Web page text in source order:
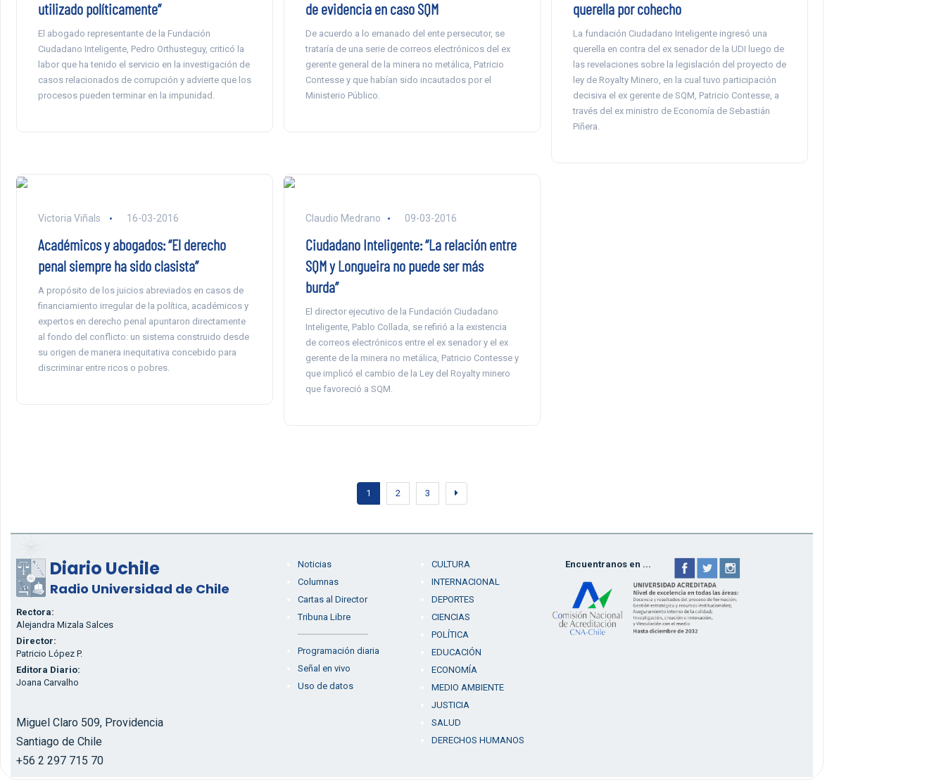
utilizado políticamente”
El abogado representante de la Fundación
Ciudadano Inteligente, Pedro Orthusteguy, criticó la
labor que ha tenido el servicio en la investigación de
casos relacionados de corrupción y advierte que los
procesos pueden terminar en la impunidad.
de evidencia en caso SQM
De acuerdo a lo emanado del ente persecutor, se
trataría de una serie de correos electrónicos del ex
gerente general de la minera no metálica, Patricio
Contesse y que habían sido incautados por el
Ministerio Público.
querella por cohecho
La fundación Ciudadano Inteligente ingresó una
querella en contra del ex senador de la UDI luego de
las revelaciones sobre la legislación del proyecto de
ley de Royalty Minero, en la cual tuvo participación
decisiva el ex gerente de SQM, Patricio Contesse, a
través del ex ministro de Economía de Sebastián
Piñera.
Victoria Viñals 16-03-2016
Académicos y abogados: “El derecho
penal siempre ha sido clasista”
A propósito de los juicios abreviados en casos de
financiamiento irregular de la política, académicos y
expertos en derecho penal apuntaron directamente
al fondo del conflicto: un sistema construido desde
su origen de manera inequitativa concebido para
discriminar entre ricos o pobres.
Claudio Medrano 09-03-2016
Ciudadano Inteligente: “La relación entre
SQM y Longueira no puede ser más
burda”
El director ejecutivo de la Fundación Ciudadano
Inteligente, Pablo Collada, se refirió a la existencia
de correos electrónicos entre el ex senador y el ex
gerente de la minera no metálica, Patricio Contesse y
que implicó el cambio de la Ley del Royalty minero
que favoreció a SQM.
1 2 3
Diario Uchile
Radio Universidad de Chile
Rectora:
Alejandra Mizala Salces
Director:
Patricio López P.
Editora Diario:
Joana Carvalho
Miguel Claro 509, Providencia
Santiago de Chile
+56 2 297 715 70
Noticias
Columnas
Cartas al Director
Tribuna Libre
Programación diaria
Señal en vivo
Uso de datos
CULTURA
INTERNACIONAL
DEPORTES
CIENCIAS
POLÍTICA
EDUCACIÓN
ECONOMÍA
MEDIO AMBIENTE
JUSTICIA
SALUD
DERECHOS HUMANOS
Encuentranos en ...